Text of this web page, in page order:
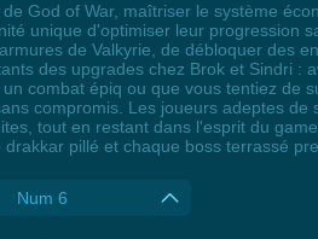
God of War, maîtriser le système
unique d'optimiser leur progression
de Valkyrie, de débloquer des
des upgrades chez Brok et Sindri
combat épiq ou que vous tentiez de
compromis. Les joueurs adeptes
tout en restant dans l'esprit du
pillé et chaque boss terrassé
Num 6